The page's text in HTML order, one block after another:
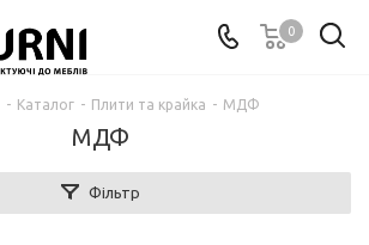
0
- Каталог - Плити та крайка - МДФ
МДФ
Фільтр